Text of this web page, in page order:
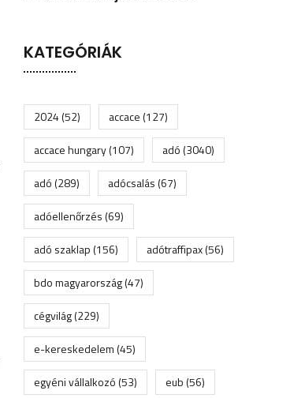
KATEGÓRIÁK
2024(52) accace(127)
accace hungary(107) adó(3040)
adó(289) adócsalás(67)
adóellenőrzés(69)
adó szaklap(156) adótraffipax(56)
bdo magyarország(47)
cégvilág(229)
e-kereskedelem(45)
egyéni vállalkozó(53) eub(56)